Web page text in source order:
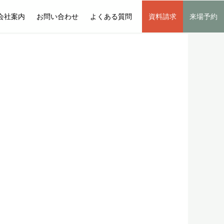
社案内 お問い合わせ よくある質問 資料請求 来場予約